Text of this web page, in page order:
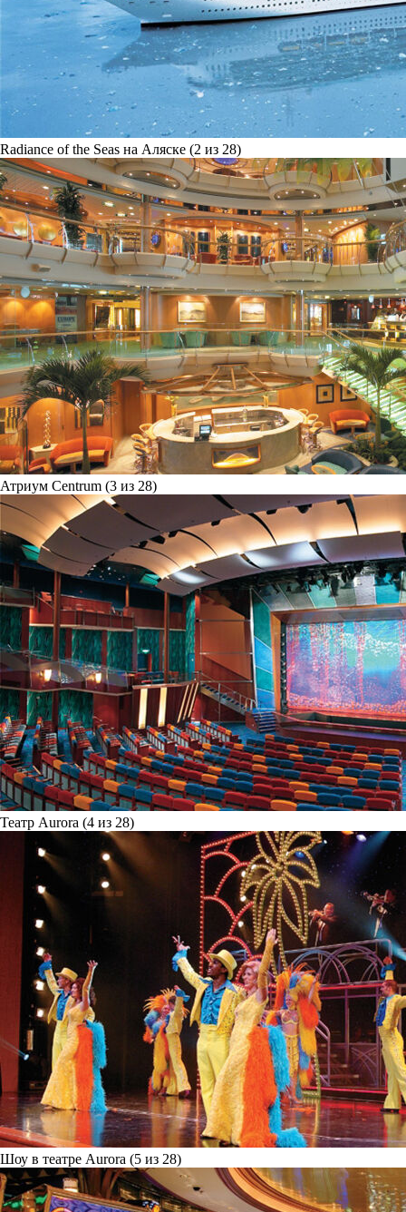
Radiance of the Seas на Аляске (2 из 28)
Атриум Centrum (3 из 28)
Театр Aurora (4 из 28)
Шоу в театре Aurora (5 из 28)